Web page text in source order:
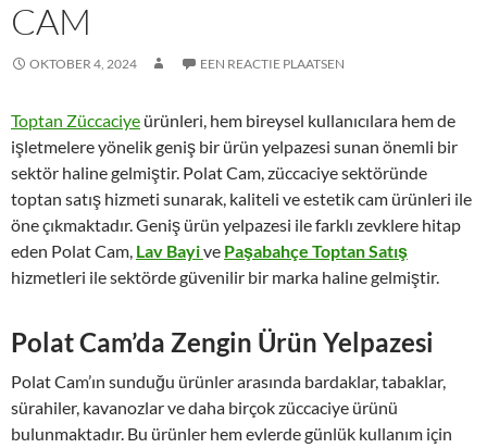
CAM
OKTOBER 4, 2024 EEN REACTIE PLAATSEN
Toptan Züccaciye ürünleri, hem bireysel kullanıcılara hem de
işletmelere yönelik geniş bir ürün yelpazesi sunan önemli bir
sektör haline gelmiştir. Polat Cam, züccaciye sektöründe
toptan satış hizmeti sunarak, kaliteli ve estetik cam ürünleri ile
öne çıkmaktadır. Geniş ürün yelpazesi ile farklı zevklere hitap
eden Polat Cam, Lav Bayive Paşabahçe Toptan Satış
hizmetleri ile sektörde güvenilir bir marka haline gelmiştir.
Polat Cam’da Zengin Ürün Yelpazesi
Polat Cam’ın sunduğu ürünler arasında bardaklar, tabaklar,
sürahiler, kavanozlar ve daha birçok züccaciye ürünü
bulunmaktadır. Bu ürünler hem evlerde günlük kullanım için